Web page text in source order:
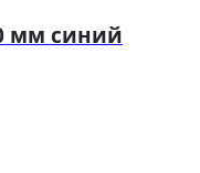
мм синий